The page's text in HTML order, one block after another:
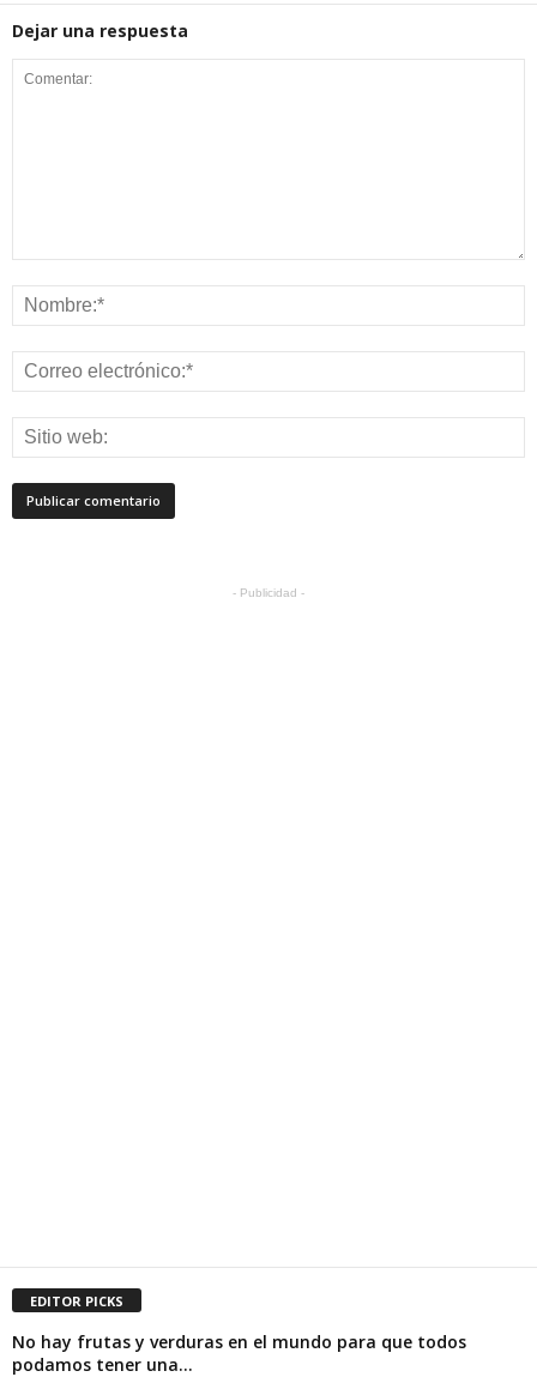
Dejar una respuesta
- Publicidad -
EDITOR PICKS
No hay frutas y verduras en el mundo para que todos
podamos tener una...